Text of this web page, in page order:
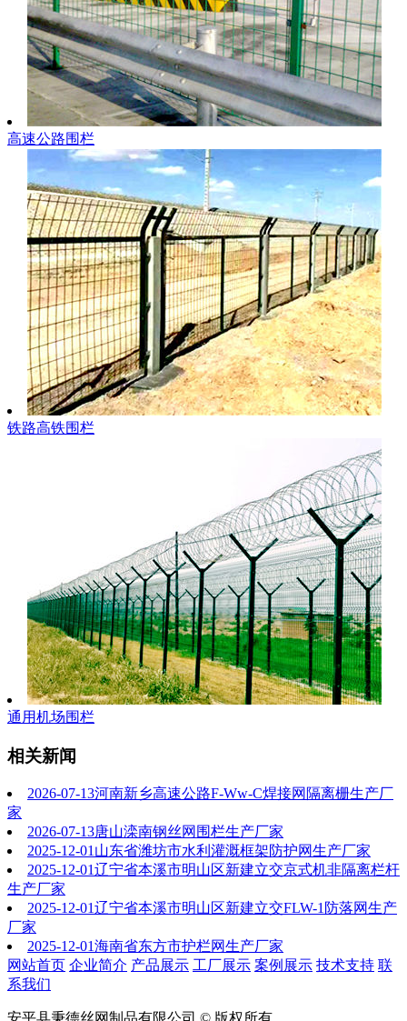
高速公路围栏
铁路高铁围栏
通用机场围栏
相关新闻
2026-07-13河南新乡高速公路F-Ww-C焊接网隔离栅生产厂
家
2026-07-13唐山滦南钢丝网围栏生产厂家
2025-12-01 山东省潍坊市水利灌溉框架防护网生产厂家
2025-12-01辽宁省本溪市明山区新建立交京式机非隔离栏杆
生产厂家
2025-12-01辽宁省本溪市明山区新建立交FLW-1防落网生产
厂家
2025-12-01海南省东方市护栏网生产厂家
网站首页 企业简介 产品展示 工厂展示 案例展示 技术支持 联
系我们